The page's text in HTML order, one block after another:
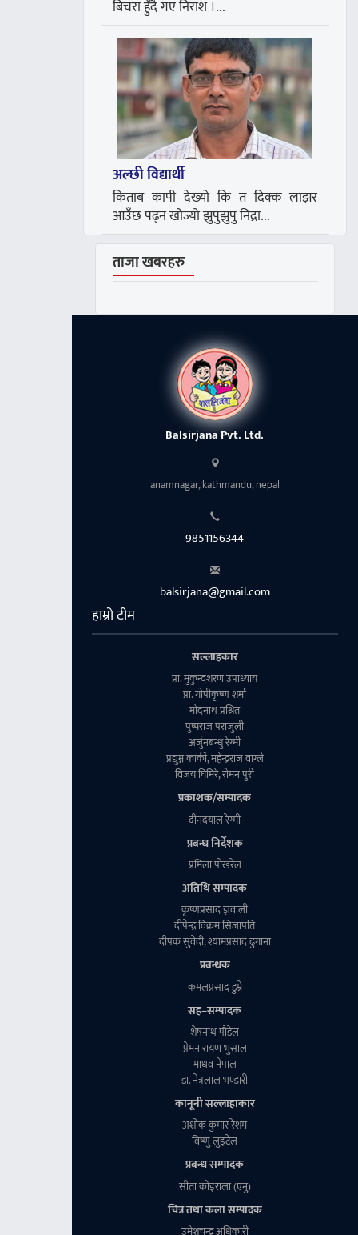
बिचरा हुँदै गए निराश ।...
अल्छी विद्यार्थी
किताब कापी देख्यो कि त दिक्क लाझर
आउँछ पढ्न खोज्यो झुपुझुपु निद्रा...
ताजा खबरहरु
Balsirjana Pvt. Ltd.
anamnagar, kathmandu, nepal
9851156344
balsirjana@gmail.com
हाम्रो टीम
सल्लाहकार
प्रा. मुकुन्दशरण उपाध्याय
प्रा. गाेपीकृष्ण शर्मा
माेदनाथ प्रश्रित
पुष्पराज पराजुली
अर्जुनबन्धु रेग्मी
प्रद्युम्न कार्की, महेन्द्रराज वाग्ले
विजय घिमिरे, राेमन पुरी
प्रकाशक/सम्पादक
दीनदयाल रेग्मी
प्रबन्ध निर्देशक
प्रमिला पाेखरेल
अतिथि सम्पादक
कृष्णप्रसाद ज्ञवाली
दीपेन्द्र विक्रम सिजापति
दीपक सुवेदी, श्यामप्रसाद ढुंगाना
प्रबन्धक
कमलप्रसाद डुम्रे
सह–सम्पादक
शेषनाथ पाैडेल
प्रेमनारायण भुसाल
माधव नेपाल
डा. नेत्रलाल भण्डारी
कानूनी सल्लाहाकार
अशाेक कुमार रेशम
विष्णु लुइटेल
प्रबन्ध सम्पादक
सीता काेइराला (एनु)
चित्र तथा कला सम्पादक